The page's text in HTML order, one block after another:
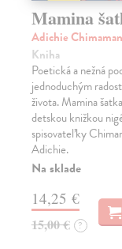
Mamina
Adichie
Kniha
Poetická a nežná
jednoduchým
života. Mamina
detskou knižkou
spisovateľky
Adichie.
Na sklade
14,25 €
15,00 € ?